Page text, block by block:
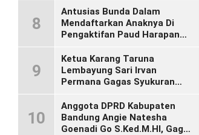
Segera Bertindak
8
Antusias Bunda Dalam
Mendaftarkan Anaknya Di
Pengaktifan Paud Harapan
9
Ketua Karang Taruna
Lembayung Sari Irvan
Permana Gagas Syukuran
Bojong Citepus Penuh Dengan
Kebersamaan.
10
Anggota DPRD Kabupaten
Bandung Angie Natesha
Goenadi Go S.Ked.M.HI, Gagas